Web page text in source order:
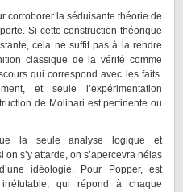
corroborer la séduisante théorie de
Si cette construction théorique
cela ne suffit pas à la rendre
classique de la vérité comme
qui correspond avec les faits.
et seule l’expérimentation
de Molinari est pertinente ou
la seule analyse logique et
s’y attarde, on s’apercevra hélas
idéologie. Pour Popper, est
qui répond à chaque